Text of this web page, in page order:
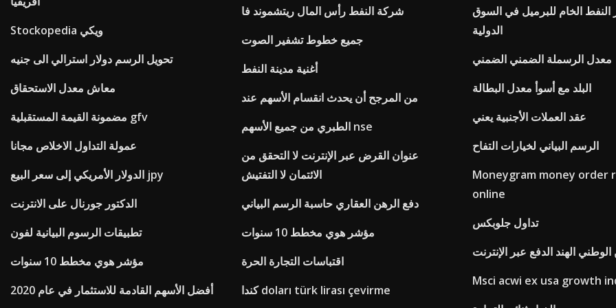
Stockopedia ويكي
تحويل الرسم دولار استرالي الى جنيه
معاش معدل الاستحقاق
مضمونة القيمة المستقبلية gfv
عمولة التداول الاخلاص مجانا
الدولار الأمريكي إلى سعر البيع jpy
الدكتور جورنال على الانترنت
تطبيقات الرسوم البيانية لفون
مؤشر هوي مخطط 10 سنوات
أفضل الأسهم القادمة للاستثمار في عام 2020
شركة النفط رأس المال ريتشموند فا
جميع خطوط تشفير الصوت
أغنية مدينة النفط
من المرجح أن يحدث انقسام الأسهم عند
الطبري من جميع الأسهم nse
عنوان القرض عبر الإنترنت لا التحقق من
الائتمان لا التفتيش
دفع الرهن العقاري حاسبة الرسم البياني
مؤشر هوي مخطط 10 سنوات
اقتباسات التجارة الحرة
كندا doları türk lirası çevirme
الخام للبرميل في السوق
الدولية
معدل الرسملة الضمني الضمني
البلد مع أسوأ معدل البطالة
عقد العملات الأجنبية يعني
الرسم البياني لخيارات التفاح
Moneygram money order
online
تداول جلوبكس
الوطني الهند الدفع عبر الإنترنت
Msci acwi ex usa growth